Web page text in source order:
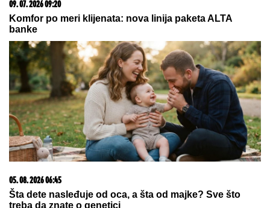
Oteo devojčicu, odgajao je kao svoju
ćerku i kasnije OŽENIO: Za Suzan je
godinama tragala cela Amerika,
MONSTRUOZAN ZLOČIN otkriven
tek decenijama kasnije